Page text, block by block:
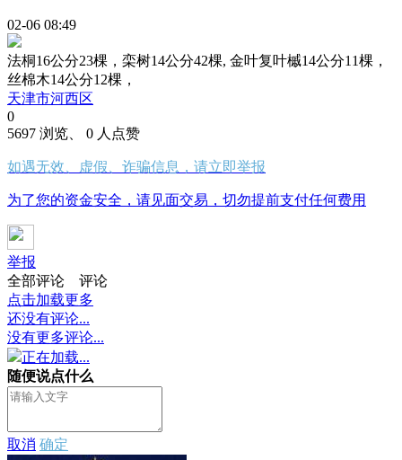
02-06 08:49
法桐16公分23棵，栾树14公分42棵, 金叶复叶槭14公分11棵，
丝棉木14公分12棵，
天津市河西区
0
5697 浏览、 0 人点赞
如遇无效、虚假、诈骗信息，请立即举报
为了您的资金安全，请见面交易，切勿提前支付任何费用
举报
全部评论
评论
点击加载更多
还没有评论...
没有更多评论...
正在加载...
随便说点什么
取消 确定